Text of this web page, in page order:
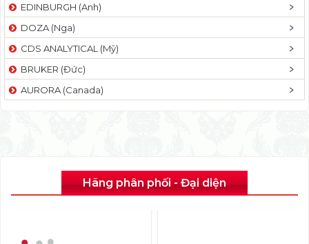
EDINBURGH (Anh)
DOZA (Nga)
CDS ANALYTICAL (Mỹ)
BRUKER (Đức)
AURORA (Canada)
Hãng phân phối - Đại diện